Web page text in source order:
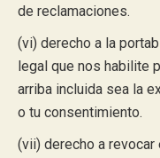
de reclamaciones.
(vi) derecho a la
legal que nos habilite
arriba incluida sea la
o tu consentimiento.
(vii) derecho a